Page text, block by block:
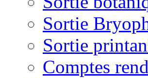
Sortie
Sortie
Comptes